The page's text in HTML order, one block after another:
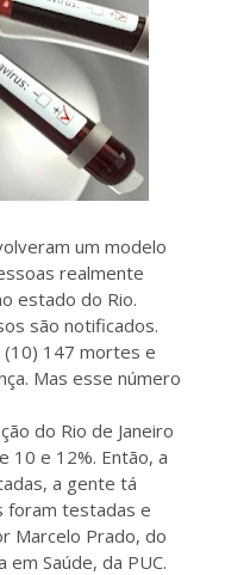
um modelo
realmente
estado do Rio.
são notificados.
147 mortes e
Mas esse número
do Rio de Janeiro
10 e 12%. Então, a
a gente tá
foram testadas e
Marcelo Prado, do
Saúde, da PUC.